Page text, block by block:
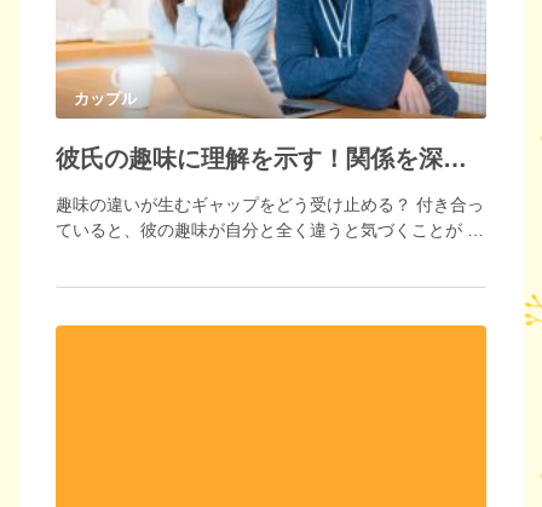
カップル
彼氏の趣味に理解を示す！関係を深めるための方法とは
趣味の違いが生むギャップをどう受け止める？ 付き合っ
ていると、彼の趣味が自分と全く違うと気づくことが …